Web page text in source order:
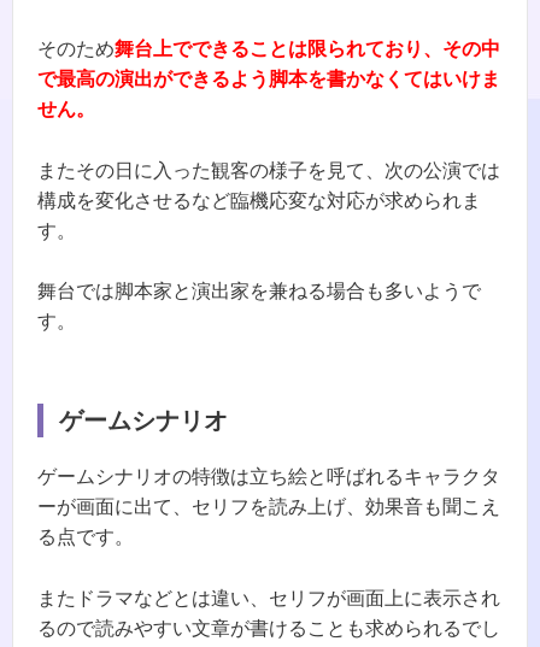
そのため舞台上でできることは限られており、その中
で最高の演出ができるよう脚本を書かなくてはいけま
せん。
またその日に入った観客の様子を見て、次の公演では
構成を変化させるなど臨機応変な対応が求められま
す。
舞台では脚本家と演出家を兼ねる場合も多いようで
す。
ゲームシナリオ
ゲームシナリオの特徴は立ち絵と呼ばれるキャラクタ
ーが画面に出て、セリフを読み上げ、効果音も聞こえ
る点です。
またドラマなどとは違い、セリフが画面上に表示され
るので読みやすい文章が書けることも求められるでし